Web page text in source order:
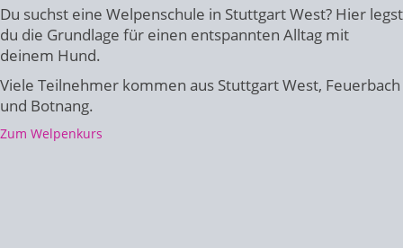
Du suchst eine Welpenschule in Stuttgart West? Hier legst
du die Grundlage für einen entspannten Alltag mit
deinem Hund.
Viele Teilnehmer kommen aus Stuttgart West, Feuerbach
und Botnang.
Zum Welpenkurs